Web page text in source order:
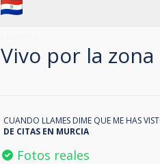
Vivo por la zona
CUANDO LLAMES DIME QUE ME HAS
DE CITAS EN MURCIA
Fotos reales